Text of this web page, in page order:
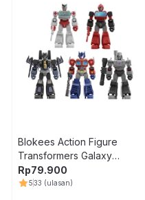
Blokees Action Figure
Transformers Galaxy
Version 1 Roll Out Random
Rp79.900
533 (ulasan)